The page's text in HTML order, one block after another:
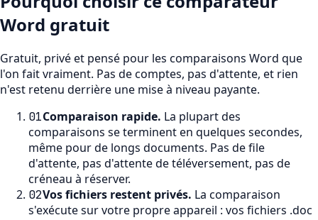
Word gratuit
Gratuit, privé et pensé pour les comparaisons Word que
l'on fait vraiment. Pas de comptes, pas d'attente, et rien
n'est retenu derrière une mise à niveau payante.
01Comparaison rapide. La plupart des
comparaisons se terminent en quelques secondes,
même pour de longs documents. Pas de file
d'attente, pas d'attente de téléversement, pas de
créneau à réserver.
02Vos fichiers restent privés. La comparaison
s'exécute sur votre propre appareil : vos fichiers .doc